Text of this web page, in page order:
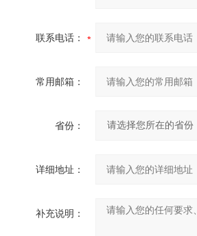
联系电话：
常用邮箱：
省份：
详细地址：
补充说明：